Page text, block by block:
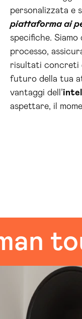
personalizzata e
piattaforma ai
specifiche.
processo,
risultati concreti
futuro della tua
vantaggi dell’
aspettare, il